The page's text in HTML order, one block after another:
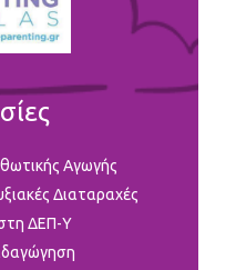
Αγωγής
Διαταραχές
ΔΕΠ-Υ